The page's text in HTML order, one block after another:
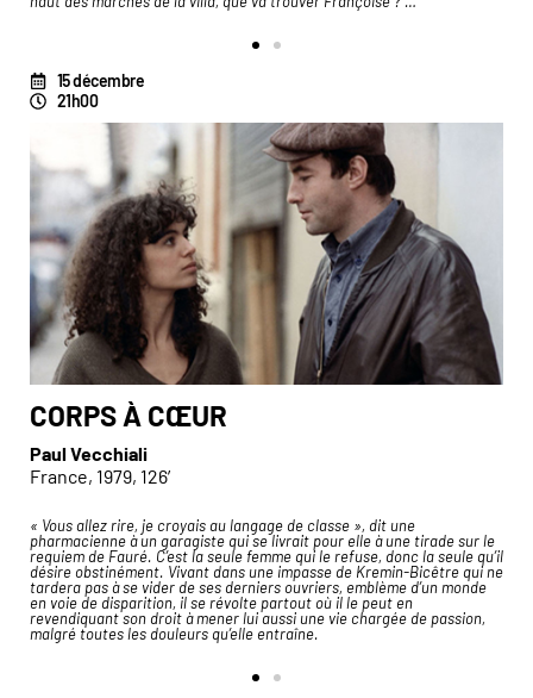
15 décembre
21h00
CORPS À CŒUR
Paul Vecchiali
France, 1979, 126′
« Vous allez rire, je croyais au langage de classe », dit une
pharmacienne à un garagiste qui se livrait pour elle à une tirade sur le
requiem de Fauré. C’est la seule femme qui le refuse, donc la seule qu’il
désire obstinément. Vivant dans une impasse de Kremin-Bicêtre qui ne
tardera pas à se vider de ses derniers ouvriers, emblème d’un monde
en voie de disparition, il se révolte partout où il le peut en
revendiquant son droit à mener lui aussi une vie chargée de passion,
malgré toutes les douleurs qu’elle entraîne.